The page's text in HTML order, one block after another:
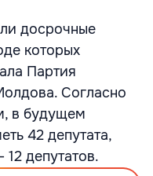
досрочные
которых
Партия
Согласно
в будущем
42 депутата,
депутатов.